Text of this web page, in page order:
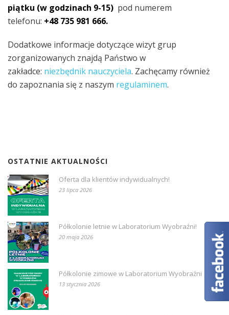
piątku (w godzinach 9-15) pod numerem
telefonu: +48 735 981 666.
Dodatkowe informacje dotyczące wizyt grup
zorganizowanych znajdą Państwo w
zakładce: niezbędnik nauczyciela. Zachęcamy również
do zapoznania się z naszym regulaminem.
OSTATNIE AKTUALNOŚCI
Oferta dla klientów indywidualnych!
23 lipca 2026
Półkolonie letnie w Laboratorium Wyobraźni!
20 maja 2026
Półkolonie zimowe w Laboratorium Wyobraźni
13 stycznia 2026